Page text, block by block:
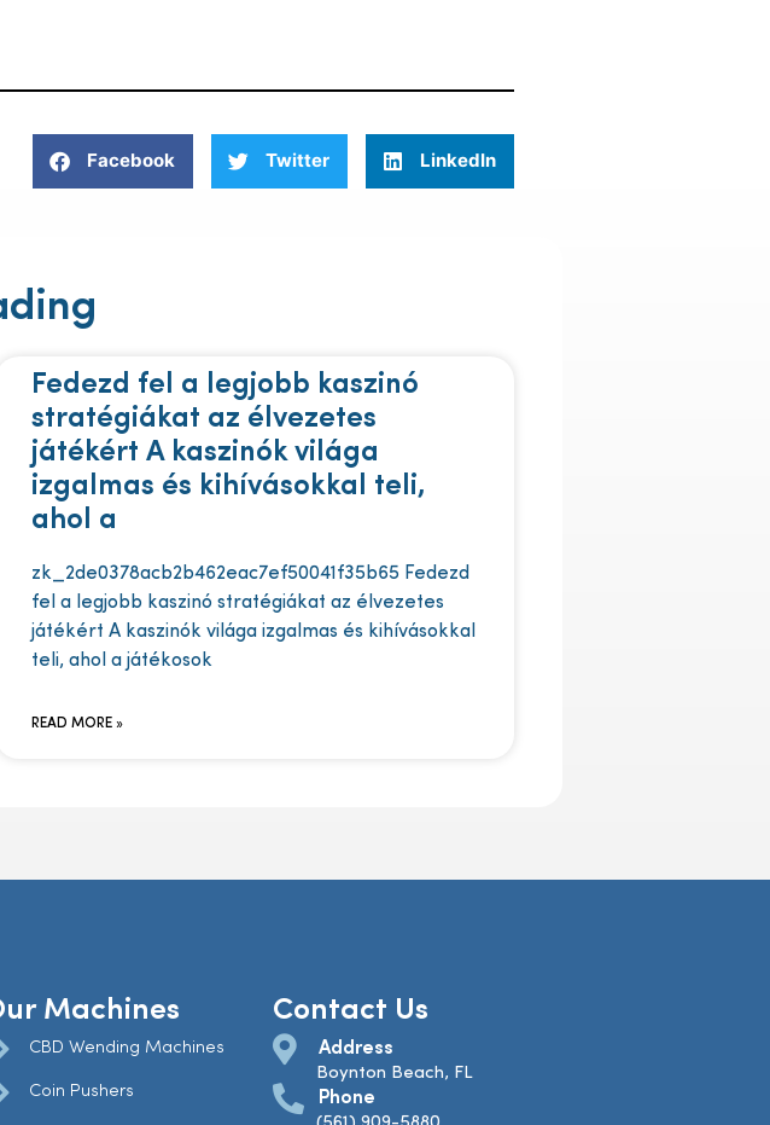
Facebook Twitter LinkedIn
Fedezd fel a legjobb kaszinó
stratégiákat az élvezetes
játékért A kaszinók világa
izgalmas és kihívásokkal teli,
ahol a
zk_2de0378acb2b462eac7ef50041f35b65 Fedezd
fel a legjobb kaszinó stratégiákat az élvezetes
játékért A kaszinók világa izgalmas és kihívásokkal
teli, ahol a játékosok
READ MORE »
Machines
CBD Wending Machines
Coin Pushers
Contact Us
Address
Boynton Beach, FL
Phone